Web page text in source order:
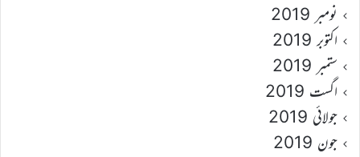
نومبر 2019
اکتوبر 2019
ستمبر 2019
اگست 2019
جولائی 2019
جون 2019